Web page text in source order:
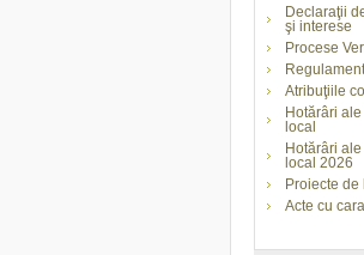
Declaraţii
şi interese
Procese
Atribuţiile
Hotărâri
local
Hotărâri
local 2026
Proiecte de
Acte cu